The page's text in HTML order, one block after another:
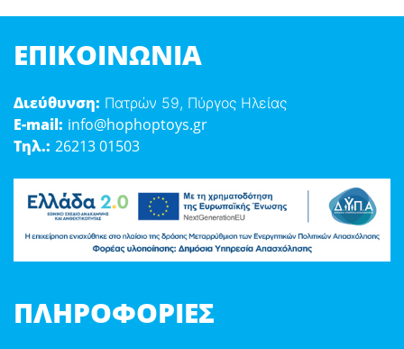
ΕΠΙΚΟΙΝΩΝΊΑ
Διεύθυνση: Πατρών 59, Πύργος Ηλείας
E-mail: info@hophoptoys.gr
Τηλ.: 26213 01503
ΠΛΗΡΟΦΟΡΊΕΣ